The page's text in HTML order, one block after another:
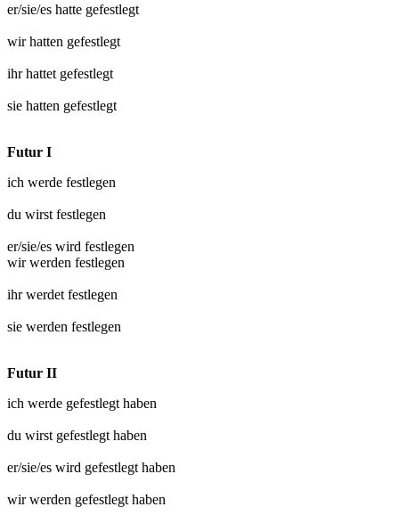
er/sie/es hatte gefestlegt
wir hatten gefestlegt
ihr hattet gefestlegt
sie hatten gefestlegt
Futur I
ich werde festlegen
du wirst festlegen
er/sie/es wird festlegen
wir werden festlegen
ihr werdet festlegen
sie werden festlegen
Futur II
ich werde gefestlegt haben
du wirst gefestlegt haben
er/sie/es wird gefestlegt haben
wir werden gefestlegt haben